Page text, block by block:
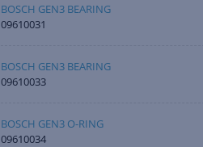
BOSCH GEN3 BEARING
09610031
BOSCH GEN3 BEARING
09610033
BOSCH GEN3 O-RING
09610034